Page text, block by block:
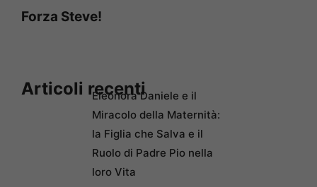
Forza Steve!
Articoli recentiEleonora Daniele e il
Miracolo della Maternità:
la Figlia che Salva e il
Ruolo di Padre Pio nella
loro Vita